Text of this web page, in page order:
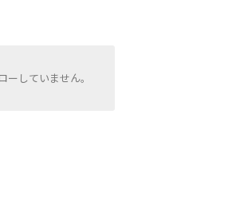
ーしていません。